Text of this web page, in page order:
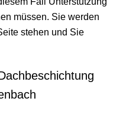
müssen. Sie werden
stehen und Sie